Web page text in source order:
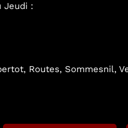
Jeudi :
Routes, Sommesnil,